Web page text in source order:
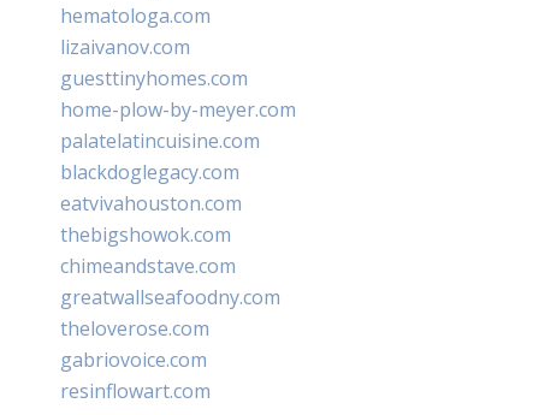
hematologa.com
lizaivanov.com
guesttinyhomes.com
home-plow-by-meyer.com
palatelatincuisine.com
blackdoglegacy.com
eatvivahouston.com
thebigshowok.com
chimeandstave.com
greatwallseafoodny.com
theloverose.com
gabriovoice.com
resinflowart.com